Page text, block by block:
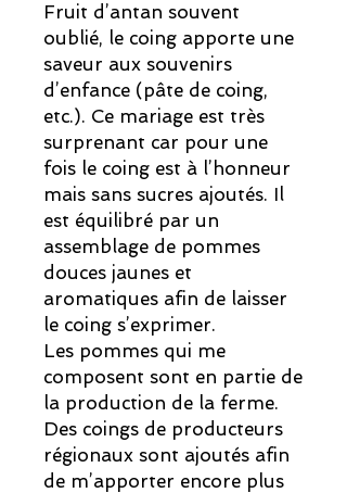
Fruit d’antan souvent
oublié, le coing apporte une
saveur aux souvenirs
d’enfance (pâte de coing,
etc.). Ce mariage est très
surprenant car pour une
fois le coing est à l’honneur
mais sans sucres ajoutés. Il
est équilibré par un
assemblage de pommes
douces jaunes et
aromatiques afin de laisser
le coing s’exprimer.
Les pommes qui me
composent sont en partie de
la production de la ferme.
Des coings de producteurs
régionaux sont ajoutés afin
de m’apporter encore plus